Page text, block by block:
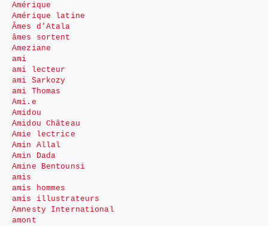
Amérique
Amérique latine
Âmes d’Atala
âmes sortent
Ameziane
ami
ami lecteur
ami Sarkozy
ami Thomas
Ami.e
Amidou
Amidou Château
Amie lectrice
Amin Allal
Amin Dada
Amine Bentounsi
amis
amis hommes
amis illustrateurs
Amnesty International
amont